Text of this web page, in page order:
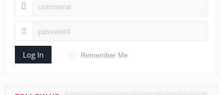
Log In Remember Me